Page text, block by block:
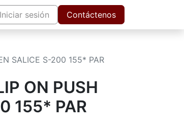
Iniciar sesión Contáctenos
SALICE S-200 155* PAR
ON PUSH
155* PAR